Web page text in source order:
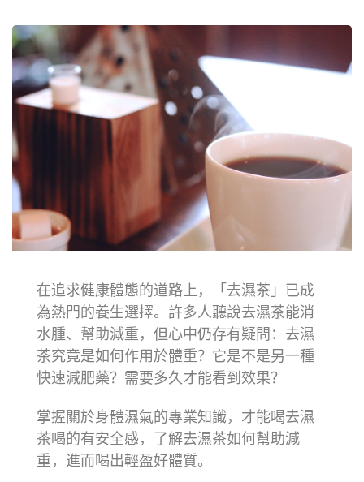
在追求健康體態的道路上，「去濕茶」已成
為熱門的養生選擇。許多人聽說去濕茶能消
水腫、幫助減重，但心中仍存有疑問：去濕
茶究竟是如何作用於體重？它是不是另一種
快速減肥藥？需要多久才能看到效果？
掌握關於身體濕氣的專業知識，才能喝去濕
茶喝的有安全感，了解去濕茶如何幫助減
重，進而喝出輕盈好體質。